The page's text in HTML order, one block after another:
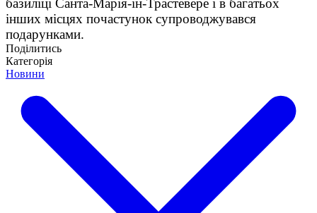
базиліці Санта-Марія-ін-Трастевере і в багатьох
інших місцях почастунок супроводжувався
подарунками.
Поділитись
Категорія
Новини